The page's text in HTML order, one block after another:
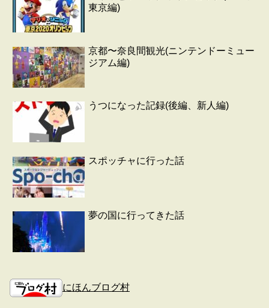
東京編)
京都〜奈良間観光(ニンテンドーミュー
ジアム編)
うつになった記録(後編、新人編)
スポッチャに行った話
夢の国に行ってきた話
にほんブログ村